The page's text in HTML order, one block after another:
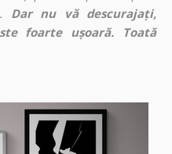
Dar nu vă descurajați,
foarte ușoară. Toată